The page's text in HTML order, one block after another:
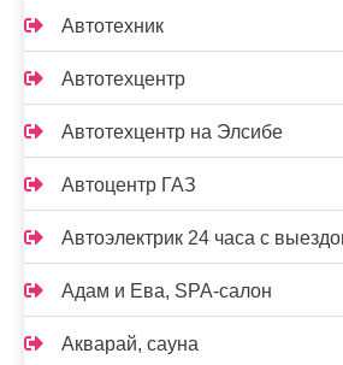
Автотехник
Автотехцентр
Автотехцентр на Элсибе
Автоцентр ГАЗ
Автоэлектрик 24 часа с
Адам и Ева, SPA-салон
Акварай, сауна